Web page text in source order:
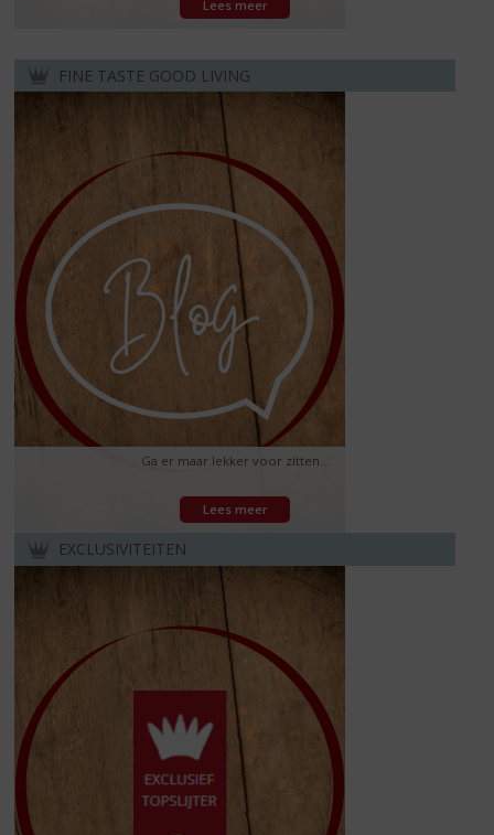
Lees meer
FINE TASTE GOOD LIVING
Ga er maar lekker voor zitten...
Lees meer
EXCLUSIVITEITEN